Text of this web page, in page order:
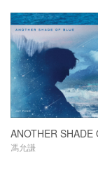
馮允謙